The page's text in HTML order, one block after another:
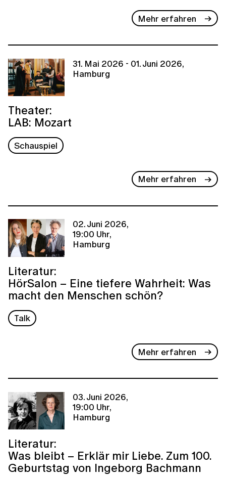
Mehr erfahren
31. Mai 2026 - 01. Juni 2026,
Hamburg
Theater:
LAB: Mozart
Schauspiel
Mehr erfahren
02. Juni 2026,
19:00 Uhr,
Hamburg
Literatur:
HörSalon – Eine tiefere Wahrheit: Was
macht den Menschen schön?
Talk
Mehr erfahren
03. Juni 2026,
19:00 Uhr,
Hamburg
Literatur:
Was bleibt – Erklär mir Liebe. Zum 100.
Geburtstag von Ingeborg Bachmann